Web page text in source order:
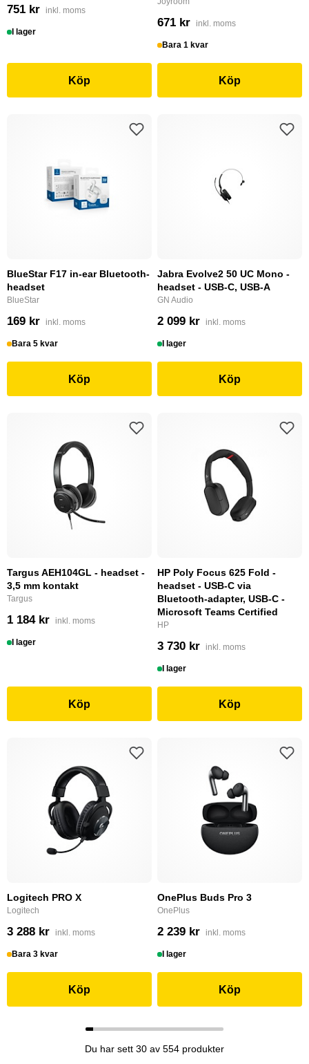
751 kr inkl. moms
I lager
Köp
671 kr inkl. moms
Bara 1 kvar
Köp
BlueStar F17 in-ear Bluetooth-
headset
BlueStar
169 kr inkl. moms
Bara 5 kvar
Köp
Jabra Evolve2 50 UC Mono -
headset - USB-C, USB-A
GN Audio
2 099 kr inkl. moms
I lager
Köp
Targus AEH104GL - headset -
3,5 mm kontakt
Targus
1 184 kr inkl. moms
I lager
Köp
HP Poly Focus 625 Fold -
headset - USB-C via
Bluetooth-adapter, USB-C -
Microsoft Teams Certified
HP
3 730 kr inkl. moms
I lager
Köp
Logitech PRO X
Logitech
3 288 kr inkl. moms
Bara 3 kvar
Köp
OnePlus Buds Pro 3
OnePlus
2 239 kr inkl. moms
I lager
Köp
Du har sett 30 av 554 produkter